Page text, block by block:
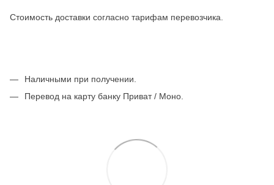
Стоимость доставки согласно тарифам перевозчика.
Наличными при получении.
Перевод на карту банку Приват / Моно.